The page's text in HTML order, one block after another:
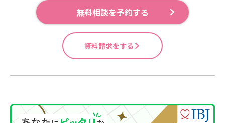
無料相談を予約する
資料請求をする